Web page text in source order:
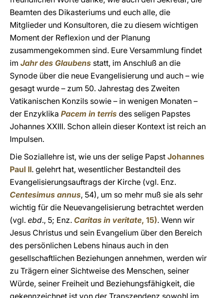
Beamten des Dikasteriums und euch alle, die
Mitglieder und Konsultoren, die zu diesem wichtigen
Moment der Reflexion und der Planung
zusammengekommen sind. Eure Versammlung findet
im Jahr des Glaubens statt, im Anschluß an die
Synode über die neue Evangelisierung und auch – wie
gesagt wurde – zum 50. Jahrestag des Zweiten
Vatikanischen Konzils sowie – in wenigen Monaten –
der Enzyklika Pacem in terris des seligen Papstes
Johannes XXIII. Schon allein dieser Kontext ist reich an
Impulsen.
Die Soziallehre ist, wie uns der selige Papst Johannes
Paul II. gelehrt hat, wesentlicher Bestandteil des
Evangelisierungsauftrags der Kirche (vgl. Enz.
Centesimus annus, 54), um so mehr muß sie als sehr
wichtig für die Neuevangelisierung betrachtet werden
(vgl. ebd., 5; Enz. Caritas in veritate, 15). Wenn wir
Jesus Christus und sein Evangelium über den Bereich
des persönlichen Lebens hinaus auch in den
gesellschaftlichen Beziehungen annehmen, werden wir
zu Trägern einer Sichtweise des Menschen, seiner
Würde, seiner Freiheit und Beziehungsfähigkeit, die
gekennzeichnet ist von der Transzendenz sowohl im